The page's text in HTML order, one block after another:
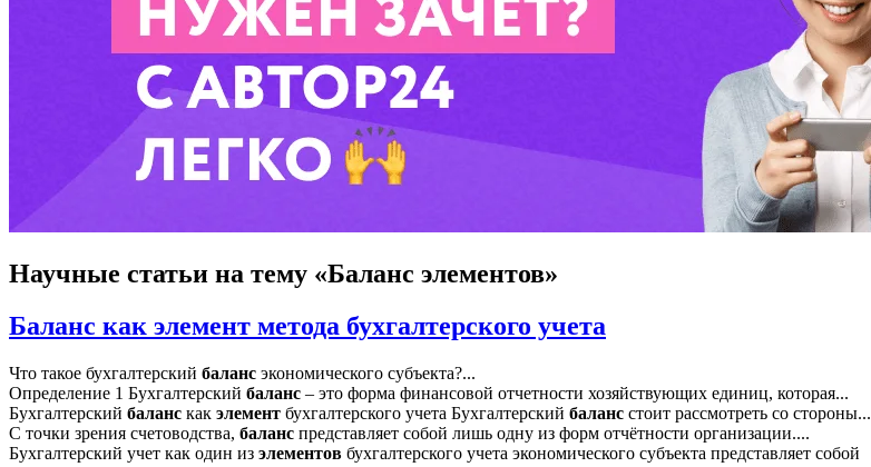
Научные статьи на тему «Баланс элементов»
Баланс как элемент метода бухгалтерского учета
Что такое бухгалтерский баланс экономического субъекта?...
Определение 1 Бухгалтерский баланс – это форма финансовой отчетности хозяйствующих единиц, которая...
Бухгалтерский баланс как элемент бухгалтерского учета Бухгалтерский баланс стоит рассмотреть со стороны...
С точки зрения счетоводства, баланс представляет собой лишь одну из форм отчётности организации....
Бухгалтерский учет как один из элементов бухгалтерского учета экономического субъекта представляет собой